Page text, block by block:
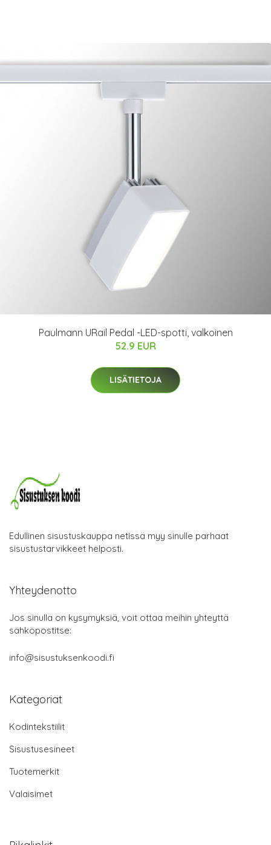
Paulmann URail Pedal -LED-spotti, valkoinen
52.9 EUR
LISÄTIETOJA
Edullinen sisustuskauppa netissä myy sinulle parhaat
sisustustarvikkeet helposti.
Yhteydenotto
Jos sinulla on kysymyksiä, voit ottaa meihin yhteyttä
sähköpostitse:
info@sisustuksenkoodi.fi
Kategoriat
Kodintekstiilit
Sisustusesineet
Tuotemerkit
Valaisimet